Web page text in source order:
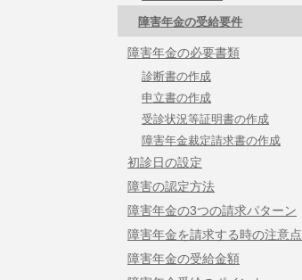
障害年金の受給要件
障害年金の必要書類
診断書の作成
申立書の作成
受診状況等証明書の作成
障害年金裁定請求書の作成
初診日の設定
障害の認定方法
障害年金の3つの請求パターン
障害年金を請求する時の注意点
障害年金の受給金額